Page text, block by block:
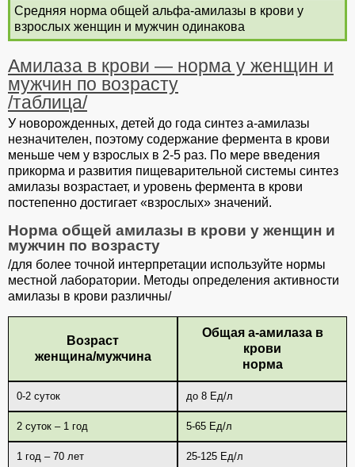
Средняя норма общей альфа-амилазы в крови у
взрослых женщин и мужчин одинакова
Амилаза в крови — норма у женщин и
мужчин по возрасту
/таблица/
У новорожденных, детей до года синтез а-амилазы
незначителен, поэтому содержание фермента в крови
меньше чем у взрослых в 2-5 раз. По мере введения
прикорма и развития пищеварительной системы синтез
амилазы возрастает, и уровень фермента в крови
постепенно достигает «взрослых» значений.
Норма общей амилазы в крови у женщин и
мужчин по возрасту
/для более точной интерпретации используйте нормы
местной лаборатории. Методы определения активности
амилазы в крови различны/
Возраст
женщина/мужчина
Общая а-амилаза в
крови
норма
0-2 суток до 8 Ед/л
2 суток – 1 год 5-65 Ед/л
1 год – 70 лет 25-125 Ед/л